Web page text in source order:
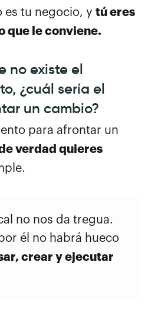
es tu negocio, y tú eres
que le conviene.
no existe el
¿cuál sería el
un cambio?
para afrontar un
verdad quieres
no nos da tregua.
él no habrá hueco
crear y ejecutar